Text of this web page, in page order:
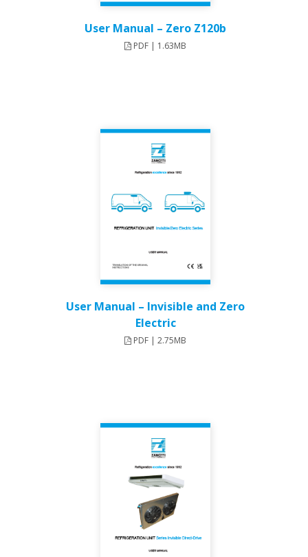
User Manual – Zero Z120b​
PDF | 1.63MB
User Manual – Invisible and Zero
Electric​
PDF | 2.75MB